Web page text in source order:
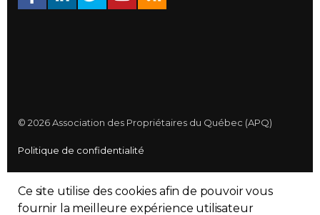
© 2026 Association des Propriétaires du Québec (APQ)
Politique de confidentialité
Made withuSkinned
Ce site utilise des cookies afin de pouvoir vous
fournir la meilleure expérience utilisateur